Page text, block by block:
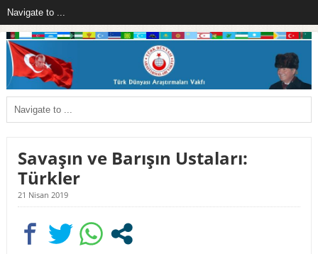
Savaşın ve Barışın Ustaları:
Türkler
21 Nisan 2019